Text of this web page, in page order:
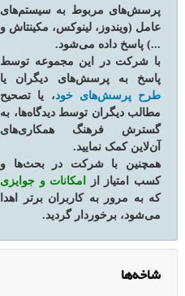
پرسش‌های مربوط به سیستم‌های
عامل (ویندوز، لینوکس، مکینتاش و
...) پاسخ داده می‌شود.
با شرکت در این مجموعه توسط
پاسخ به پرسش‌های دیگران یا
طرح پرسش‌های خود، یا تصحیح
مطالب دیگران توسط دیدگاه‌ها، به
گسترش فرهنگ همکاری‌های
آن‌لاین کمک نمایید.
همچنین با شرکت در بحث‌ها و
کسب امتیاز از
امکانات و جوایزی
که به مرور به کاربران برتر اهدا
می‌شود، برخوردار گردید.
شاخه‌ها